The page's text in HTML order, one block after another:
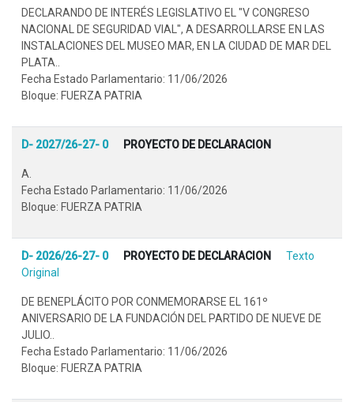
DECLARANDO DE INTERÉS LEGISLATIVO EL "V CONGRESO
NACIONAL DE SEGURIDAD VIAL", A DESARROLLARSE EN LAS
INSTALACIONES DEL MUSEO MAR, EN LA CIUDAD DE MAR DEL
PLATA..
Fecha Estado Parlamentario: 11/06/2026
Bloque: FUERZA PATRIA
D- 2027/26-27- 0 PROYECTO DE DECLARACION
A.
Fecha Estado Parlamentario: 11/06/2026
Bloque: FUERZA PATRIA
D- 2026/26-27- 0 PROYECTO DE DECLARACION
Texto
Original
DE BENEPLÁCITO POR CONMEMORARSE EL 161º
ANIVERSARIO DE LA FUNDACIÓN DEL PARTIDO DE NUEVE DE
JULIO..
Fecha Estado Parlamentario: 11/06/2026
Bloque: FUERZA PATRIA